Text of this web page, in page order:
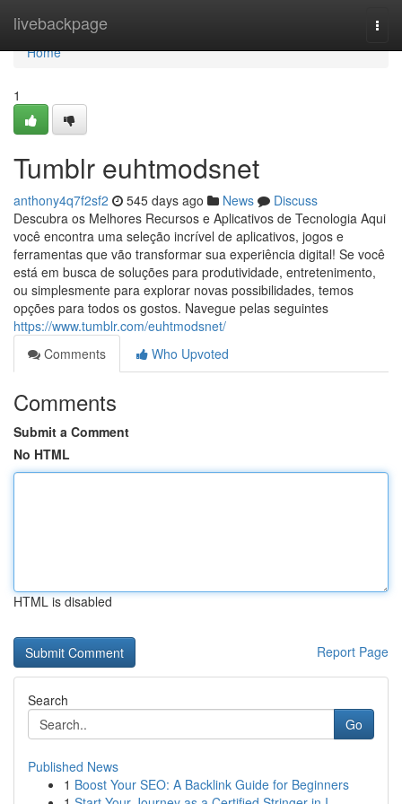
livebackpage
Home
Home
1
Tumblr euhtmodsnet
anthony4q7f2sf2 545 days ago News
Discuss
Descubra os Melhores Recursos e Aplicativos de Tecnologia Aqui
você encontra uma seleção incrível de aplicativos, jogos e
ferramentas que vão transformar sua experiência digital! Se você
está em busca de soluções para produtividade, entretenimento,
ou simplesmente para explorar novas possibilidades, temos
opções para todos os gostos. Navegue pelas seguintes
https://www.tumblr.com/euhtmodsnet/
Comments
Who Upvoted
Comments
Submit a Comment
No HTML
HTML is disabled
Report Page
Search
Go
Published News
1 Boost Your SEO: A Backlink Guide for Beginners